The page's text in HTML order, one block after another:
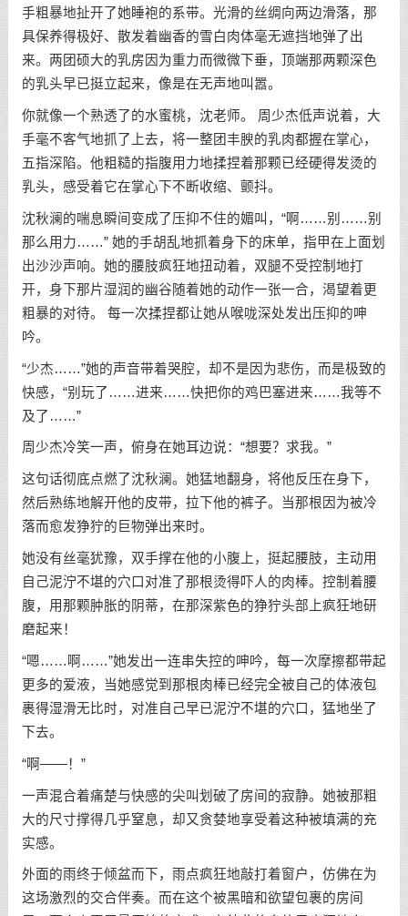
手粗暴地扯开了她睡袍的系带。光滑的丝绸向两边滑落，那
具保养得极好、散发着幽香的雪白肉体毫无遮挡地弹了出
来。两团硕大的乳房因为重力而微微下垂，顶端那两颗深色
的乳头早已挺立起来，像是在无声地叫嚣。
你就像一个熟透了的水蜜桃，沈老师。 周少杰低声说着，大
手毫不客气地抓了上去，将一整团丰腴的乳肉都握在掌心，
五指深陷。他粗糙的指腹用力地揉捏着那颗已经硬得发烫的
乳头，感受着它在掌心下不断收缩、颤抖。
沈秋澜的喘息瞬间变成了压抑不住的媚叫，“啊……别……别
那么用力……” 她的手胡乱地抓着身下的床单，指甲在上面划
出沙沙声响。她的腰肢疯狂地扭动着，双腿不受控制地打
开，身下那片湿润的幽谷随着她的动作一张一合，渴望着更
粗暴的对待。 每一次揉捏都让她从喉咙深处发出压抑的呻
吟。
“少杰……”她的声音带着哭腔，却不是因为悲伤，而是极致的
快感，“别玩了……进来……快把你的鸡巴塞进来……我等不
及了……”
周少杰冷笑一声，俯身在她耳边说：“想要？求我。”
这句话彻底点燃了沈秋澜。她猛地翻身，将他反压在身下，
然后熟练地解开他的皮带，拉下他的裤子。当那根因为被冷
落而愈发狰狞的巨物弹出来时。
她没有丝毫犹豫，双手撑在他的小腹上，挺起腰肢，主动用
自己泥泞不堪的穴口对准了那根烫得吓人的肉棒。控制着腰
腹，用那颗肿胀的阴蒂，在那深紫色的狰狞头部上疯狂地研
磨起来！
“嗯……啊……”她发出一连串失控的呻吟，每一次摩擦都带起
更多的爱液，当她感觉到那根肉棒已经完全被自己的体液包
裹得湿滑无比时，对准自己早已泥泞不堪的穴口，猛地坐了
下去。
“啊——！”
一声混合着痛楚与快感的尖叫划破了房间的寂静。她被那粗
大的尺寸撑得几乎窒息，却又贪婪地享受着这种被填满的充
实感。
外面的雨终于倾盆而下，雨点疯狂地敲打着窗户，仿佛在为
这场激烈的交合伴奏。而在这个被黑暗和欲望包裹的房间